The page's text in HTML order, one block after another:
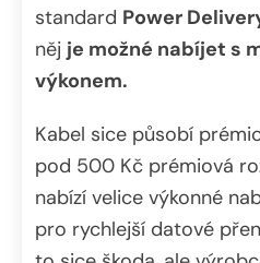
standard Power
něj je možné nabíjet s
výkonem.
Kabel sice působí
pod 500 Kč prémiová
nabízí velice výkonné
pro rychlejší datové